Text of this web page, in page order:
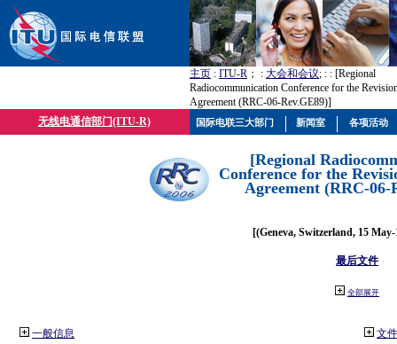
主页 : ITU-R ； : 大会和会议; : : [Regional
Radiocommunication Conference for the
Agreement (RRC-06-Rev.GE89)]
无线电通信部门(ITU-R)
[Regional
Conference for the
Agreement (RRC-06-
[(Geneva, Switzerland, 15
最后文件
全部展开
一般信息 文件
国际电联三大部门 新闻室 各项活动